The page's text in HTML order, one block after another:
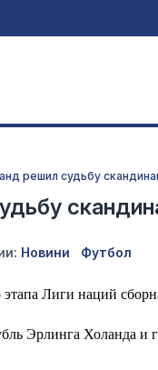
решил судьбу
Новини Футбол
этапа Лиги наций
Эрлинга Холанда и